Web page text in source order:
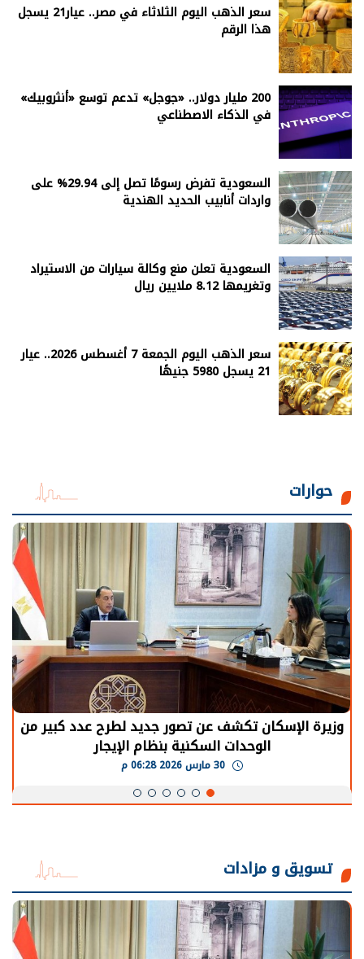
سعر الذهب اليوم الثلاثاء في مصر.. عيار21 يسجل
هذا الرقم
200 مليار دولار.. «جوجل» تدعم توسع «أنثروبيك»
في الذكاء الاصطناعي
السعودية تفرض رسومًا تصل إلى 29.94% على
واردات أنابيب الحديد الهندية
السعودية تعلن منع وكالة سيارات من الاستيراد
وتغريمها 8.12 ملايين ريال
سعر الذهب اليوم الجمعة 7 أغسطس 2026.. عيار
21 يسجل 5980 جنيهًا
حوارات
الرئيس السيسي: توقف الأنشطة في قطاع الطاقة
يحتاج إلى سنوات لعودة معدلات الإنتاج الطبيعية
تسويق و مزادات